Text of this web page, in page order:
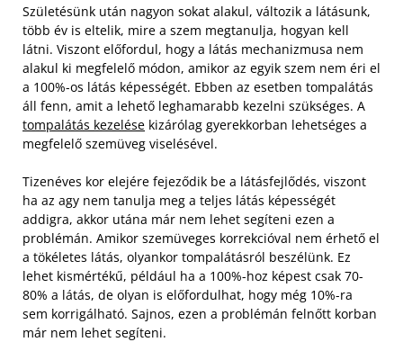
Születésünk után nagyon sokat alakul, változik a látásunk,
több év is eltelik, mire a szem megtanulja, hogyan kell
látni. Viszont előfordul, hogy a látás mechanizmusa nem
alakul ki megfelelő módon, amikor az egyik szem nem éri el
a 100%-os látás képességét. Ebben az esetben tompalátás
áll fenn, amit a lehető leghamarabb kezelni szükséges. A
tompalátás kezelése kizárólag gyerekkorban lehetséges a
megfelelő szemüveg viselésével.
Tizenéves kor elejére fejeződik be a látásfejlődés, viszont
ha az agy nem tanulja meg a teljes látás képességét
addigra, akkor utána már nem lehet segíteni ezen a
problémán. Amikor szemüveges korrekcióval nem érhető el
a tökéletes látás, olyankor tompalátásról beszélünk. Ez
lehet kismértékű, például ha a 100%-hoz képest csak 70-
80% a látás, de olyan is előfordulhat, hogy még 10%-ra
sem korrigálható. Sajnos, ezen a problémán felnőtt korban
már nem lehet segíteni.